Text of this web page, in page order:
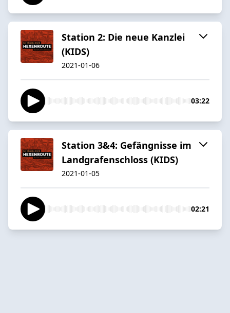
Station 2: Die neue Kanzlei
(KIDS)
2021-01-06
03:22
Station 3&4: Gefängnisse im
Landgrafenschloss (KIDS)
2021-01-05
02:21